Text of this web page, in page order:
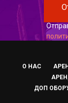
О НАС
ДОП